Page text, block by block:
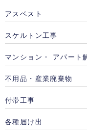
アスベスト
スケルトン工事
マンション・ アパート
不用品・産業廃棄物
付帯工事
各種届け出